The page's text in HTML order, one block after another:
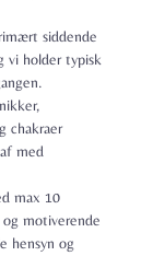
siddende
vi holder typisk
chakraer
med
max 10
motiverende
hensyn og